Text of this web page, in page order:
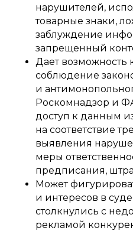
нарушителей,
товарные знаки,
заблуждение
запрещенный
Дает возможность
соблюдение
и
Роскомнадзор и
доступ к данным
на соответствие
выявления
меры
предписания,
Может
и интересов в
столкнулись с
рекламой